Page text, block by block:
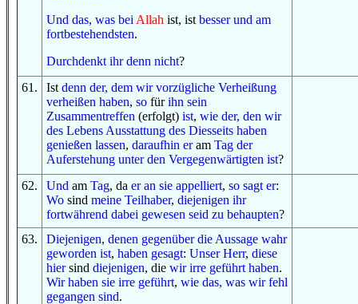
Und das, was bei Allah ist, ist besser und am
fortbestehendsten.
Durchdenkt ihr denn nicht?
61 . Ist denn der, dem wir vorzügliche Verheißung
verheißen haben, so fürihn sein
Zusammentreffen (erfolgt) ist, wie der, den wir
des Lebens Ausstattung des Diesseits haben
genießen lassen, daraufhin eram Tag der
Auferstehung unterden Vergegenwärtigten ist?
62. Und am Tag, da er an sie appelliert, so sagt er:
Wo sind meine Teilhaber, diejenigen ihr
fortwährend dabei gewesen seid zu behaupten?
63. Diejenigen, denen gegenüber die Aussage wahr
geworden ist, haben gesagt: Unser Herr, diese
hiersind diejenigen, die wir irre geführt haben.
Wir haben sie irre geführt, wie das, was wir fehl
gegangen sind.